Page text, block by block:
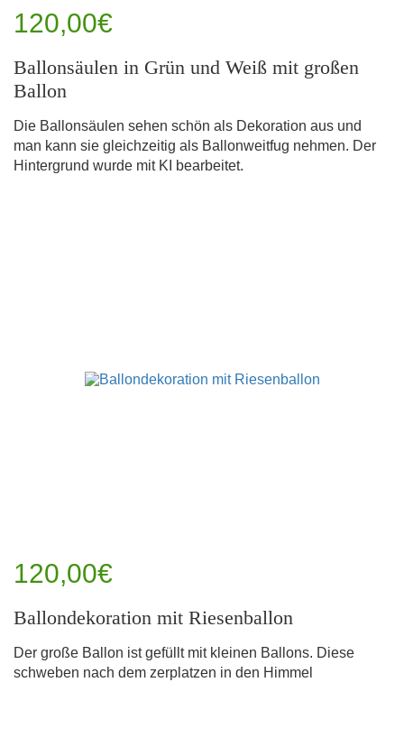
120,00€
Ballonsäulen in Grün und Weiß mit großen
Ballon
Die Ballonsäulen sehen schön als Dekoration aus und
man kann sie gleichzeitig als Ballonweitfug nehmen. Der
Hintergrund wurde mit KI bearbeitet.
120,00€
Ballondekoration mit Riesenballon
Der große Ballon ist gefüllt mit kleinen Ballons. Diese
schweben nach dem zerplatzen in den Himmel